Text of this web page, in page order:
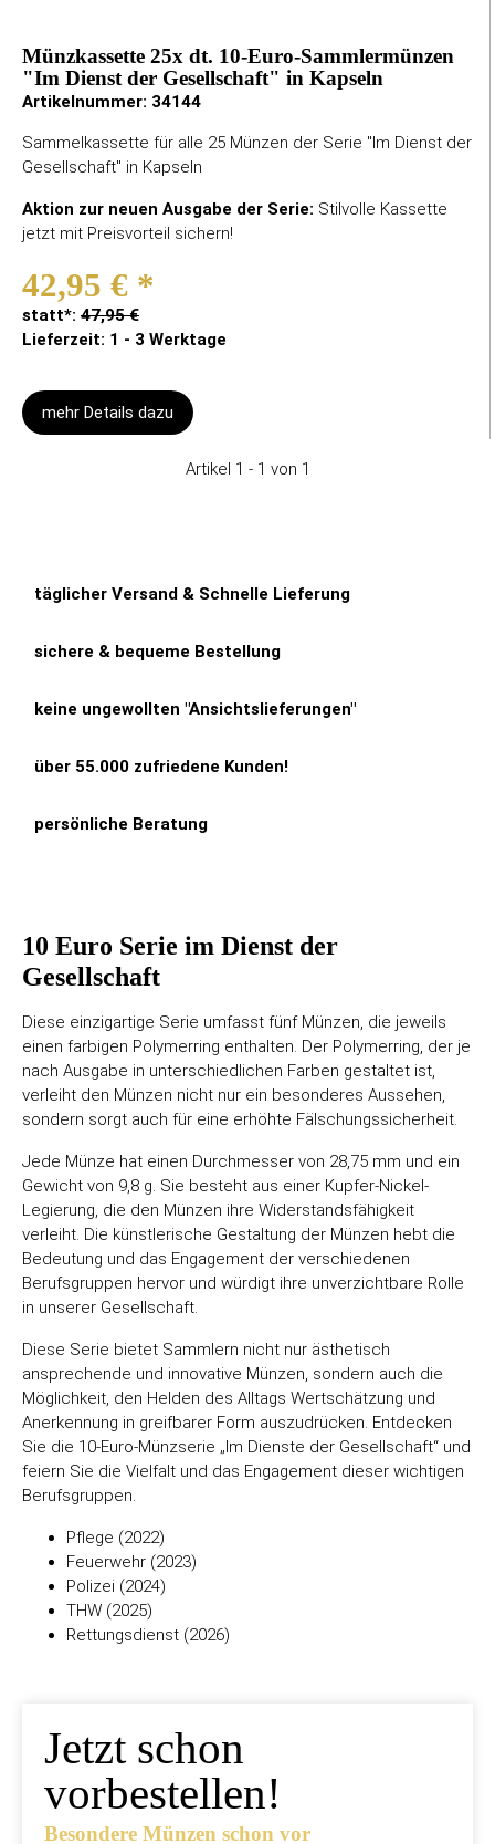
Münzkassette 25x dt. 10-Euro-Sammlermünzen
"Im Dienst der Gesellschaft" in Kapseln
Artikelnummer: 34144
Sammelkassette für alle 25 Münzen der Serie "Im Dienst der
Gesellschaft" in Kapseln
Aktion zur neuen Ausgabe der Serie: Stilvolle Kassette
jetzt mit Preisvorteil sichern!
42,95 € *
statt*: 47,95 €
Lieferzeit: 1 - 3 Werktage
mehr Details dazu
Artikel 1 - 1 von 1
täglicher Versand & Schnelle Lieferung
sichere & bequeme Bestellung
keine ungewollten "Ansichtslieferungen"
über 55.000 zufriedene Kunden!
persönliche Beratung
10 Euro Serie im Dienst der
Gesellschaft
Diese einzigartige Serie umfasst fünf Münzen, die jeweils
einen farbigen Polymerring enthalten. Der Polymerring, der je
nach Ausgabe in unterschiedlichen Farben gestaltet ist,
verleiht den Münzen nicht nur ein besonderes Aussehen,
sondern sorgt auch für eine erhöhte Fälschungssicherheit.
Jede Münze hat einen Durchmesser von 28,75 mm und ein
Gewicht von 9,8 g. Sie besteht aus einer Kupfer-Nickel-
Legierung, die den Münzen ihre Widerstandsfähigkeit
verleiht. Die künstlerische Gestaltung der Münzen hebt die
Bedeutung und das Engagement der verschiedenen
Berufsgruppen hervor und würdigt ihre unverzichtbare Rolle
in unserer Gesellschaft.
Diese Serie bietet Sammlern nicht nur ästhetisch
ansprechende und innovative Münzen, sondern auch die
Möglichkeit, den Helden des Alltags Wertschätzung und
Anerkennung in greifbarer Form auszudrücken. Entdecken
Sie die 10-Euro-Münzserie „Im Dienste der Gesellschaft“ und
feiern Sie die Vielfalt und das Engagement dieser wichtigen
Berufsgruppen.
Pflege (2022)
Feuerwehr (2023)
Polizei (2024)
THW (2025)
Rettungsdienst (2026)
Jetzt schon
vorbestellen!
Besondere Münzen schon vor